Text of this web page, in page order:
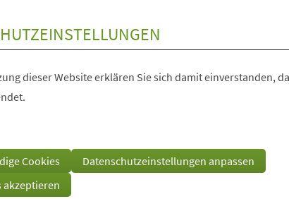
dieser Website erklären Sie sich damit einverstanden,
Cookies
Datenschutzeinstellungen anpassen
akzeptieren